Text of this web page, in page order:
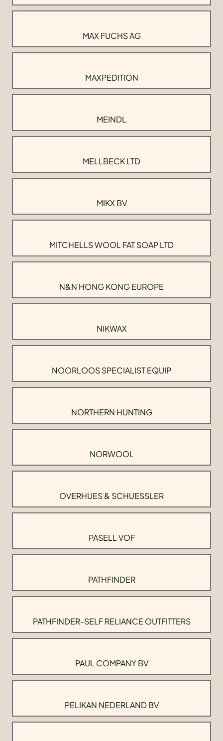
MAX FUCHS AG
MAXPEDITION
MEINDL
MELLBECK LTD
MIKX BV
MITCHELLS WOOL FAT SOAP LTD
N&N HONG KONG EUROPE
NIKWAX
NOORLOOS SPECIALIST EQUIP
NORTHERN HUNTING
NORWOOL
OVERHUES & SCHUESSLER
PASELL VOF
PATHFINDER
PATHFINDER-SELF RELIANCE OUTFITTERS
PAUL COMPANY BV
PELIKAN NEDERLAND BV